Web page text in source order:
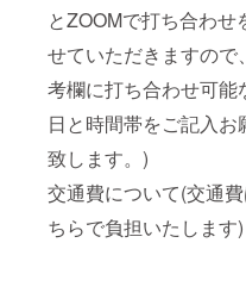
とZOOMで打ち合わせ
せていただきますので
考欄に打ち合わせ可能
日と時間帯をご記入お
致します。)
交通費について(交通費
ちらで負担いたします)